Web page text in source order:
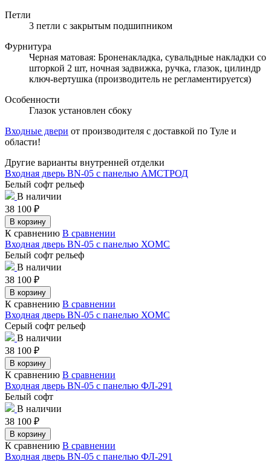
Петли
3 петли с закрытым подшипником
Фурнитура
Черная матовая: Броненакладка, сувальдные накладки со
шторкой 2 шт, ночная задвижка, ручка, глазок, цилиндр
ключ-вертушка (производитель не регламентируется)
Особенности
Глазок установлен сбоку
Входные двери от производителя с доставкой по Туле и
области!
Другие варианты внутренней отделки
Входная дверь BN-05 с панелью АМСТРОД
Белый софт рельеф
В наличии
38 100 ₽
В корзину
К сравнению В сравнении
Входная дверь BN-05 с панелью ХОМС
Белый софт рельеф
В наличии
38 100 ₽
В корзину
К сравнению В сравнении
Входная дверь BN-05 с панелью ХОМС
Серый софт рельеф
В наличии
38 100 ₽
В корзину
К сравнению В сравнении
Входная дверь BN-05 с панелью ФЛ-291
Белый софт
В наличии
38 100 ₽
В корзину
К сравнению В сравнении
Входная дверь BN-05 с панелью ФЛ-291